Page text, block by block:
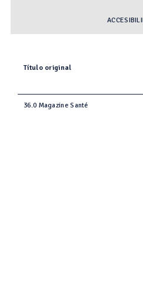
Título original
36.0 Magazine Santé